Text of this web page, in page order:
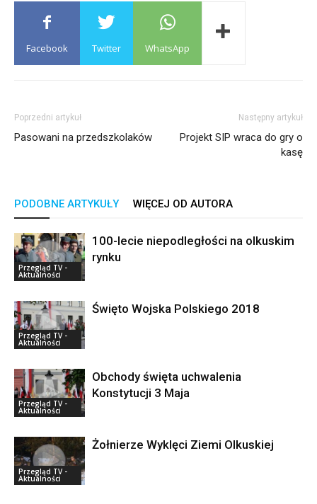
Facebook Twitter WhatsApp
Poprzedni artykuł
Pasowani na przedszkolaków
Następny artykuł
Projekt SIP wraca do gry o
kasę
PODOBNE ARTYKUŁY WIĘCEJ OD AUTORA
Przegląd TV -
Aktualności
100-lecie niepodległości na olkuskim
rynku
Przegląd TV -
Aktualności
Święto Wojska Polskiego 2018
Przegląd TV -
Aktualności
Obchody święta uchwalenia
Konstytucji 3 Maja
Przegląd TV -
Aktualności
Żołnierze Wyklęci Ziemi Olkuskiej